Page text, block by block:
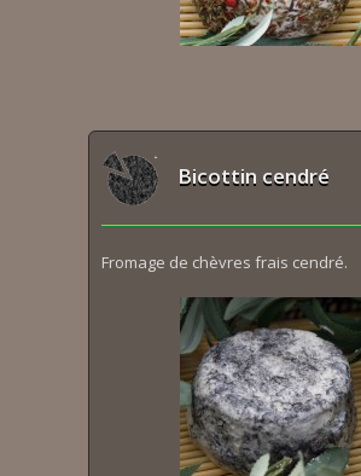
Bicottin cendré
Fromage de chèvres frais cendré.